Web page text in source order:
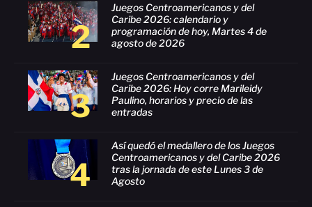
2
Juegos Centroamericanos y del
Caribe 2026: calendario y
programación de hoy, Martes 4 de
agosto de 2026
3
Juegos Centroamericanos y del
Caribe 2026: Hoy corre Marileidy
Paulino, horarios y precio de las
entradas
4
Así quedó el medallero de los Juegos
Centroamericanos y del Caribe 2026
tras la jornada de este Lunes 3 de
Agosto